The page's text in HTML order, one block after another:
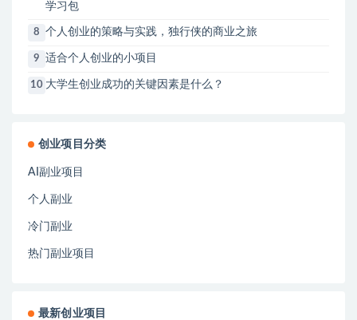
学习包
8 个人创业的策略与实践，独行侠的商业之旅
9 适合个人创业的小项目
10 大学生创业成功的关键因素是什么？
创业项目分类
AI副业项目
个人副业
冷门副业
热门副业项目
最新创业项目